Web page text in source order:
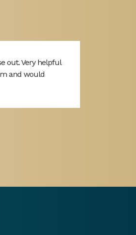
out. Very helpful
and would